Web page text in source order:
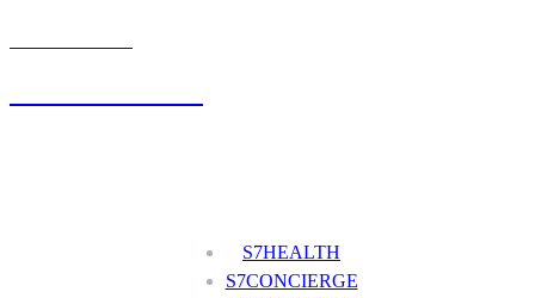
S7HEALTH
S7CONCIERGE